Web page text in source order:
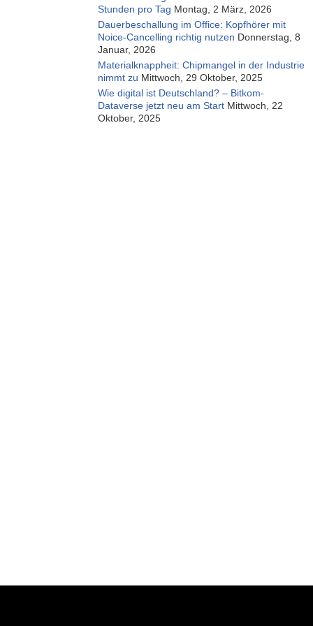
Stunden pro Tag Montag, 2 März, 2026
Dauerbeschallung im Office: Kopfhörer mit
Noice-Cancelling richtig nutzen Donnerstag, 8
Januar, 2026
Materialknappheit: Chipmangel in der Industrie
nimmt zu Mittwoch, 29 Oktober, 2025
Wie digital ist Deutschland? – Bitkom-
Dataverse jetzt neu am Start Mittwoch, 22
Oktober, 2025